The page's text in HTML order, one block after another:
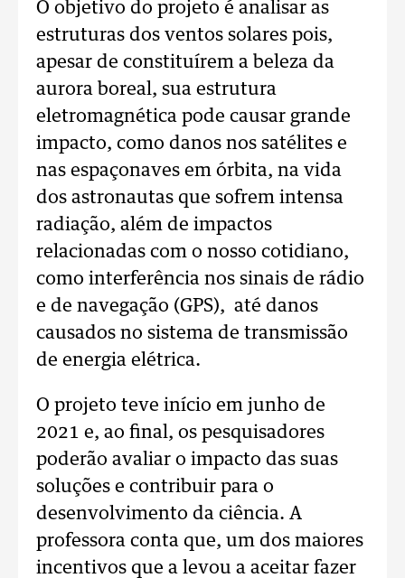
O objetivo do projeto é analisar as
estruturas dos ventos solares pois,
apesar de constituírem a beleza da
aurora boreal, sua estrutura
eletromagnética pode causar grande
impacto, como danos nos satélites e
nas espaçonaves em órbita, na vida
dos astronautas que sofrem intensa
radiação, além de impactos
relacionadas com o nosso cotidiano,
como interferência nos sinais de rádio
e de navegação (GPS), até danos
causados no sistema de transmissão
de energia elétrica.
O projeto teve início em junho de
2021 e, ao final, os pesquisadores
poderão avaliar o impacto das suas
soluções e contribuir para o
desenvolvimento da ciência. A
professora conta que, um dos maiores
incentivos que a levou a aceitar fazer